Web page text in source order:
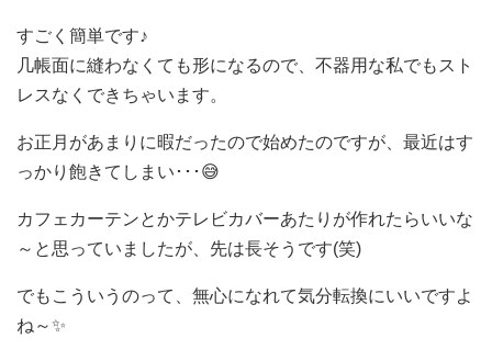
すごく簡単です♪
几帳面に縫わなくても形になるので、不器用な私でもスト
レスなくできちゃいます。
お正月があまりに暇だったので始めたのですが、最近はす
っかり飽きてしまい･･･😅
カフェカーテンとかテレビカバーあたりが作れたらいいな
～と思っていましたが、 先は長そうです(笑)
でもこういうのって、無心になれて気分転換にいいですよ
ね～✨